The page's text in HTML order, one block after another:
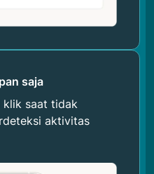
saja
klik saat tidak
aktivitas